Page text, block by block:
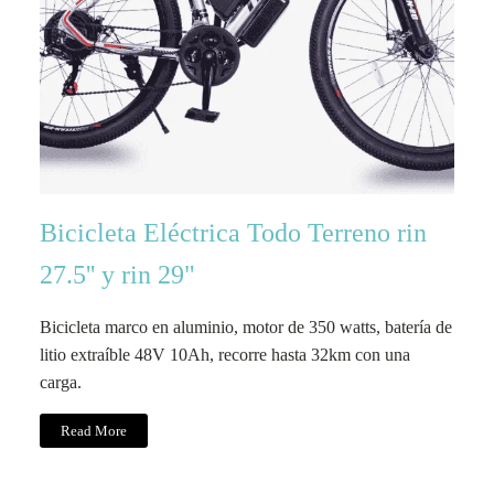
Bicicleta Eléctrica Todo Terreno rin
27.5'' y rin 29"
Bicicleta marco en aluminio, motor de 350 watts, batería de
litio extraíble 48V 10Ah, recorre hasta 32km con una
carga.
Read More